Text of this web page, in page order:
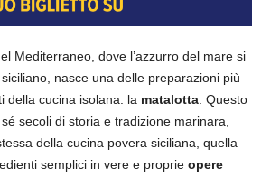
Mediterraneo, dove l’azzurro del mare si
nasce una delle preparazioni più
della cucina isolana: la matalotta Questo
secoli di storia e tradizione marinara,
della cucina povera siciliana, quella
semplici in vere e proprie opere